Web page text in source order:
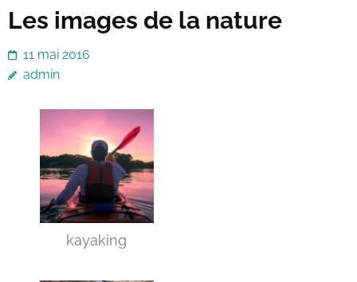
Les images de la nature
11 mai 2016
admin
kayaking